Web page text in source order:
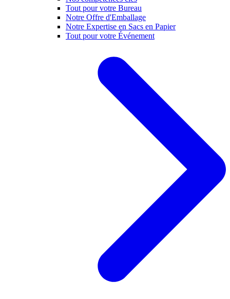
Tout pour votre Bureau
Notre Offre d'Emballage
Notre Expertise en Sacs en Papier
Tout pour votre Événement